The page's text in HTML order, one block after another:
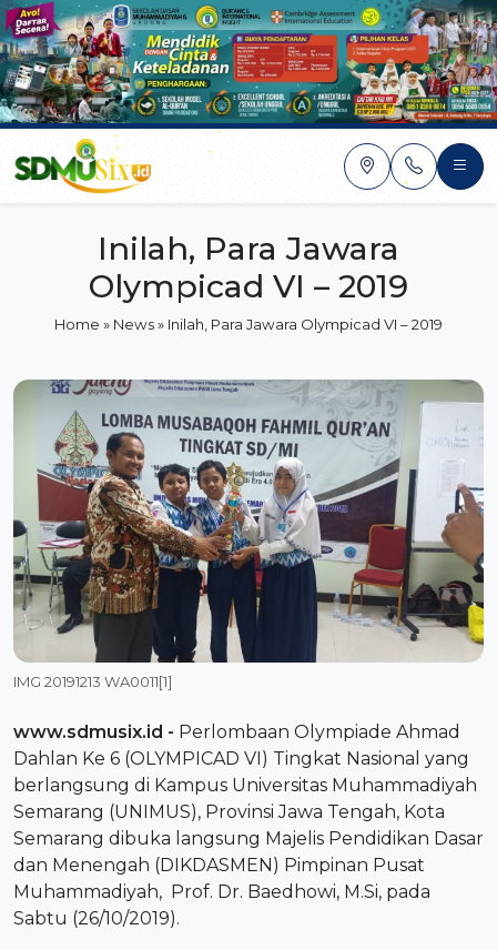
Skip
to
content
Inilah, Para Jawara
Olympicad VI – 2019
Home » News» Inilah, Para Jawara Olympicad VI – 2019
IMG 20191213 WA0011[1]
www.sdmusix.id - Perlombaan Olympiade Ahmad
Dahlan Ke 6 (OLYMPICAD VI) Tingkat Nasional yang
berlangsung di Kampus Universitas Muhammadiyah
Semarang (UNIMUS), Provinsi Jawa Tengah, Kota
Semarang dibuka langsung Majelis Pendidikan Dasar
dan Menengah (DIKDASMEN) Pimpinan Pusat
Muhammadiyah, Prof. Dr. Baedhowi, M.Si, pada
Sabtu (26/10/2019).